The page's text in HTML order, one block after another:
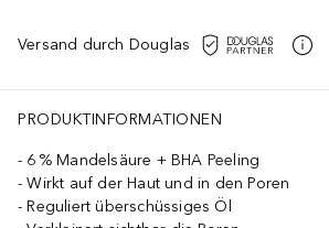
Versand durch Douglas
PRODUKTINFORMATIONEN
6 % Mandelsäure + BHA Peeling
Wirkt auf der Haut und in den Poren
Reguliert überschüssiges Öl